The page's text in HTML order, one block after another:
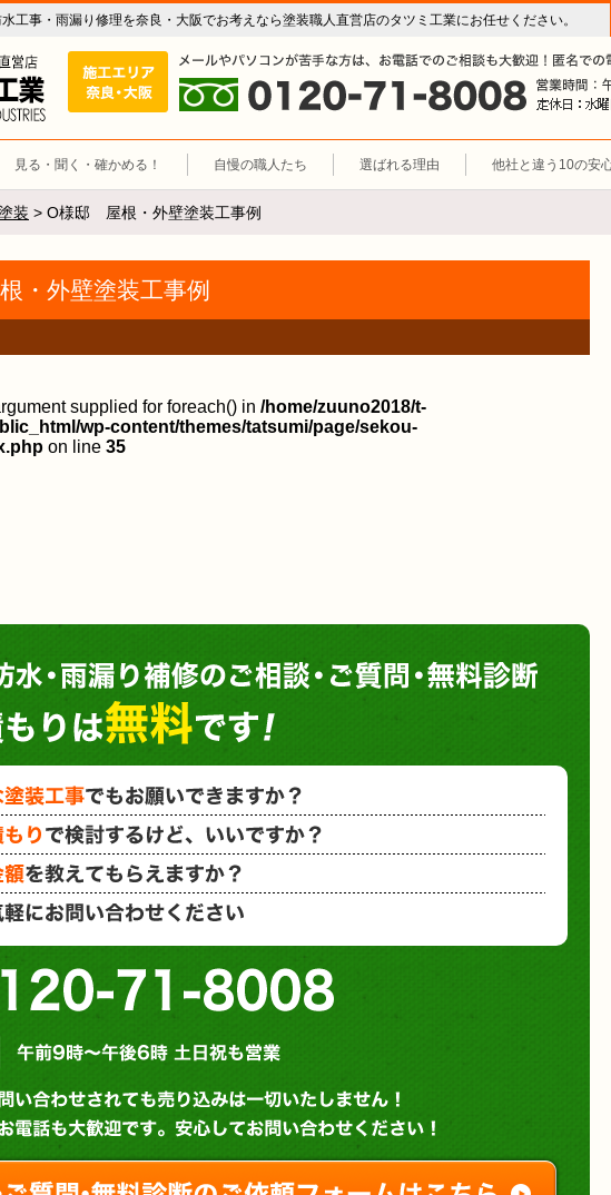
工事・雨漏り修理を奈良・大阪でお考えなら塗装職人直営店のタツミ工業にお任せください。
外壁塗装 屋根塗装（奈良 大阪）塗装職人直営店 タツミ工業
施工エリア 奈良・大阪。
0120-71-
見る・聞く・確かめる！ 自慢の職人たち 選ばれる理由 他社と違う10の安
装 > O様邸 屋根・外壁塗装工事例
・外壁塗装工事例
supplied for foreach() in /home/zuuno2018/t-
wp-content/themes/tatsumi/page/sekou-
on line 35
塗
小さな
相見積
概算金
など、
営業時間 : 午前９時～午後６時 土日祝も
無料診断やお問い
ご相